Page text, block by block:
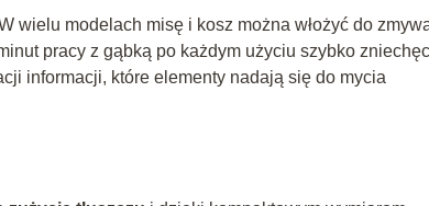
wielu modelach misę i kosz można włożyć do
pracy z gąbką po każdym użyciu szybko
informacji, które elementy nadają się do mycia